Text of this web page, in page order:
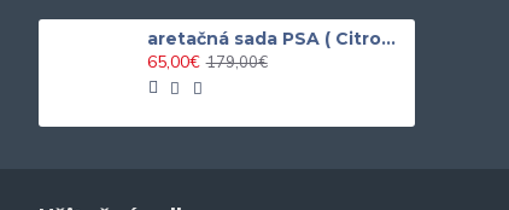
aretačná sada PSA ( Citroen, Fiat, Iveco, Peugeot )
65,00€ 179,00€